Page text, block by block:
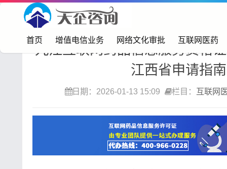
首页 增值电信业务 网络文化审批 互联网医药
首页> 互联网医药
九江互联网药品信息服务资格
江西省申请指南
日期：2026-01-13 15:09 栏目： 互联网